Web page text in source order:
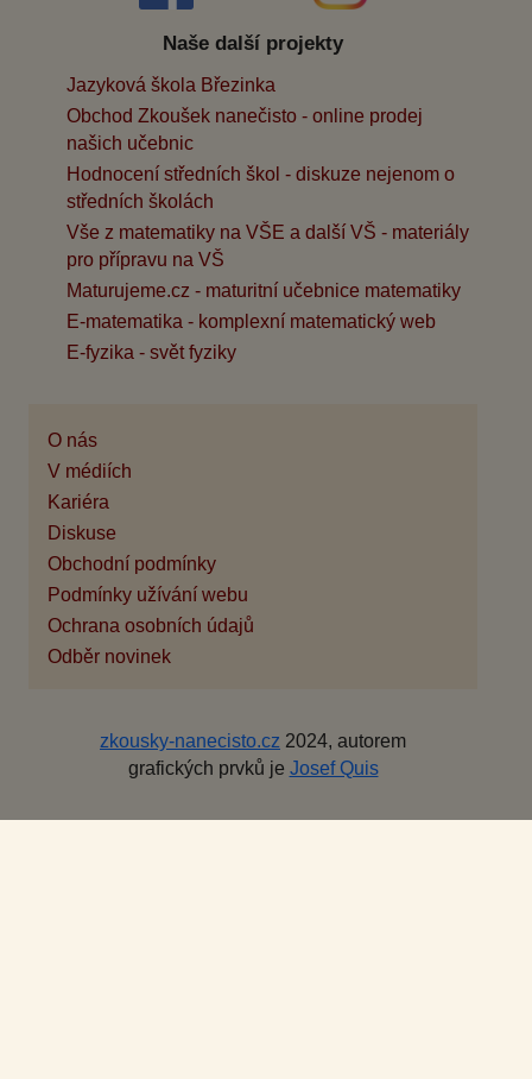
Naše další projekty
Jazyková škola Březinka
Obchod Zkoušek nanečisto - online prodej
našich učebnic
Hodnocení středních škol - diskuze nejenom o
středních školách
Vše z matematiky na VŠE a další VŠ - materiály
pro přípravu na VŠ
Maturujeme.cz - maturitní učebnice matematiky
E-matematika - komplexní matematický web
E-fyzika - svět fyziky
O nás
V médiích
Kariéra
Diskuse
Obchodní podmínky
Podmínky užívání webu
Ochrana osobních údajů
Odběr novinek
zkousky-nanecisto.cz 2024, autorem
grafických prvků je Josef Quis